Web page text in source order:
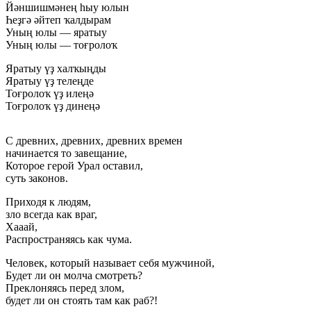
Йәншишмәнең һыу юлын
Һеҙгә әйтеп ҡалдырам
Уның юлы — яратыу
Уның юлы — тоғролоҡ
Яратыу үҙ халҡыңды
Яратыу үҙ телеңде
Тоғролоҡ үҙ илеңә
Тоғролоҡ үҙ динеңә
С древних, древних, древних времен
начинается то завещание,
Которое герой Урал оставил,
суть законов.
Приходя к людям,
зло всегда как враг,
Хааай,
Распространяясь как чума.
Человек, который называет себя мужчиной,
Будет ли он молча смотреть?
Преклоняясь перед злом,
будет ли он стоять там как раб?!